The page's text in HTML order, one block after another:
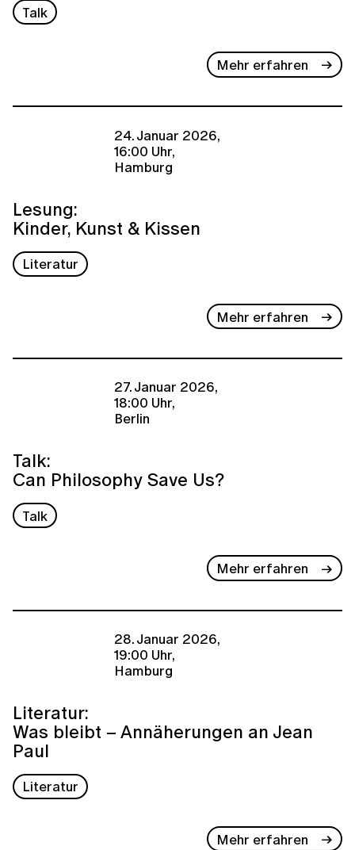
Talk
Mehr erfahren
24. Januar 2026,
16:00 Uhr,
Hamburg
Lesung:
Kinder, Kunst & Kissen
Literatur
Mehr erfahren
27. Januar 2026,
18:00 Uhr,
Berlin
Talk:
Can Philosophy Save Us?
Talk
Mehr erfahren
28. Januar 2026,
19:00 Uhr,
Hamburg
Literatur:
Was bleibt – Annäherungen an Jean
Paul
Literatur
Mehr erfahren